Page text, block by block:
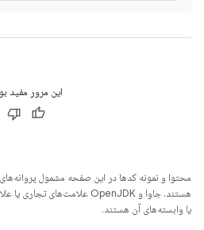
این مرور مفید
محتوا و نمونه کدها در این صفحه مشمول
یا وابسته‌های آن هستند.